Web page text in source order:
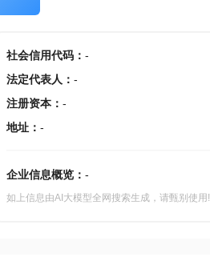
社会信用代码： -
法定代表人 ： -
注册资本： -
地址： -
企业信息概览： -
如上信息由AI大模型全网搜索生成，请甄别使用!